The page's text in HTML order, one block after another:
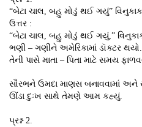
“બેટા ચાલ, બહુ મોડું થઈ ગયું”
ઉત્તર :
“બેટા ચાલ, બહુ મોડું થઈ ગયું,”
ભણી – ગણીને અમેરિકામાં ડૉક્ટર
તેની પાસે માતા – પિતા માટે સમય
સૌરભને ઉમદા માણસ બનાવવામાં
ઊંડા દુઃખ સાથે તેમણે આમ કહ્યું.
પ્રશ્ન 2.